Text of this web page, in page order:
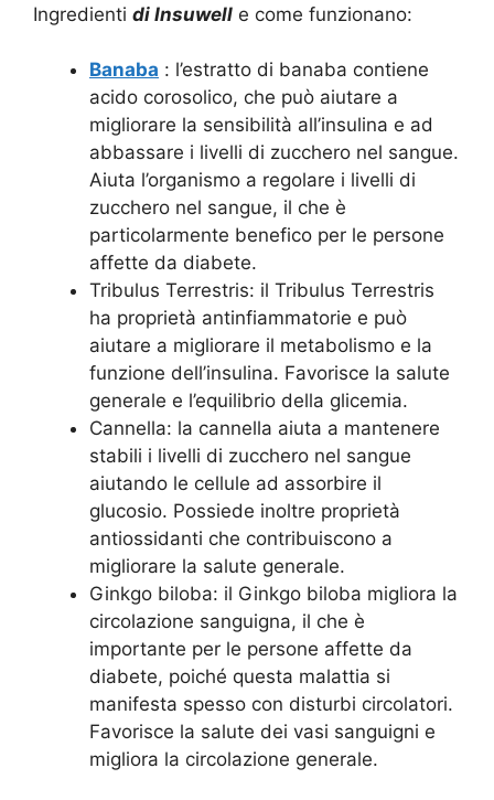
Ingredienti di Insuwell e come funzionano:
Banaba : l’estratto di banaba contiene
acido corosolico, che può aiutare a
migliorare la sensibilità all’insulina e ad
abbassare i livelli di zucchero nel sangue.
Aiuta l’organismo a regolare i livelli di
zucchero nel sangue, il che è
particolarmente benefico per le persone
affette da diabete.
Tribulus Terrestris: il Tribulus Terrestris
ha proprietà antinfiammatorie e può
aiutare a migliorare il metabolismo e la
funzione dell’insulina. Favorisce la salute
generale e l’equilibrio della glicemia.
Cannella: la cannella aiuta a mantenere
stabili i livelli di zucchero nel sangue
aiutando le cellule ad assorbire il
glucosio. Possiede inoltre proprietà
antiossidanti che contribuiscono a
migliorare la salute generale.
Ginkgo biloba: il Ginkgo biloba migliora la
circolazione sanguigna, il che è
importante per le persone affette da
diabete, poiché questa malattia si
manifesta spesso con disturbi circolatori.
Favorisce la salute dei vasi sanguigni e
migliora la circolazione generale.